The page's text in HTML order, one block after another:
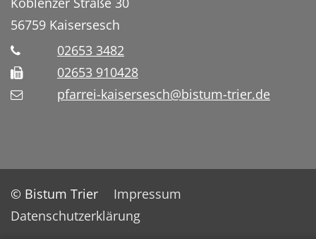
56759 Kaisersesch
02653 3482
02653 910428
pfarrei-kaisersesch@bistum-trier.de
© Bistum Trier
Impressum
Datenschutzerklärung